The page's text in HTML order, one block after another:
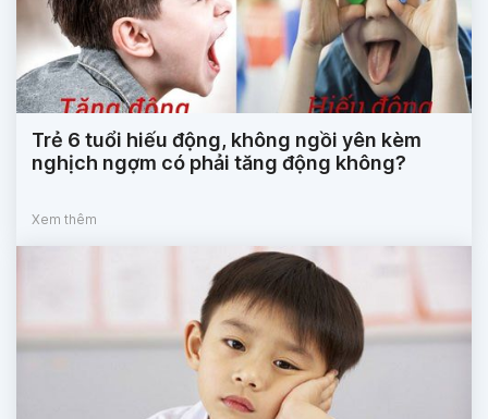
Trẻ 6 tuổi hiếu động, không ngồi yên kèm
nghịch ngợm có phải tăng động không?
Xem thêm